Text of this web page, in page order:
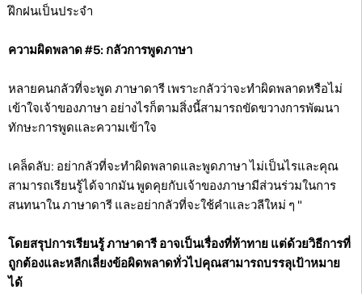
ฝึกฝนเป็นประจำ
ความผิดพลาด #5: กลัวการพูดภาษา
หลายคนกลัวที่จะพูด ภาษาดารี เพราะกลัวว่าจะทำผิดพลาดหรือไม่
เข้าใจเจ้าของภาษา อย่างไรก็ตามสิ่งนี้สามารถขัดขวางการพัฒนา
ทักษะการพูดและความเข้าใจ
เคล็ดลับ: อย่ากลัวที่จะทำผิดพลาดและพูดภาษา ไม่เป็นไรและคุณ
สามารถเรียนรู้ได้จากมัน พูดคุยกับเจ้าของภาษามีส่วนร่วมในการ
สนทนาใน ภาษาดารี และอย่ากลัวที่จะใช้คำและวลีใหม่ ๆ "
โดยสรุปการเรียนรู้ ภาษาดารี อาจเป็นเรื่องที่ท้าทาย แต่ด้วยวิธีการที่
ถูกต้องและหลีกเลี่ยงข้อผิดพลาดทั่วไปคุณสามารถบรรลุเป้าหมาย
ได้